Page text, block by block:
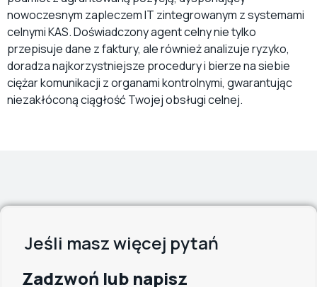
nowoczesnym zapleczem IT zintegrowanym z systemami
celnymi KAS. Doświadczony agent celny nie tylko
przepisuje dane z faktury, ale również analizuje ryzyko,
doradza najkorzystniejsze procedury i bierze na siebie
ciężar komunikacji z organami kontrolnymi, gwarantując
niezakłóconą ciągłość Twojej obsługi celnej.
Jeśli masz więcej pytań
Zadzwoń lub napisz